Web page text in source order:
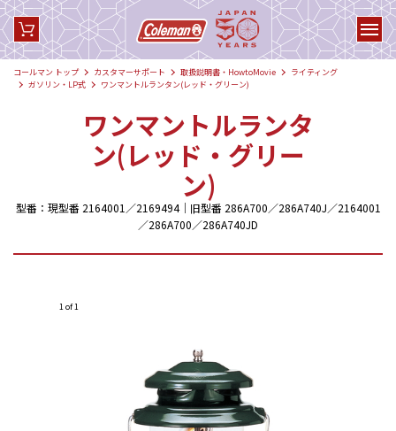
コールマン トップ カスタマーサポート 取扱説明書・HowtoMovie
ライティング
ガソリン・LP式
ワンマントルランタン(レッド・グリーン)
ワンマントルランタ
ン(レッド・グリー
ン)
型番：現型番 2164001／2169494｜旧型番 286A700／286A740J／2164001
／286A700／286A740JD
1 of 1